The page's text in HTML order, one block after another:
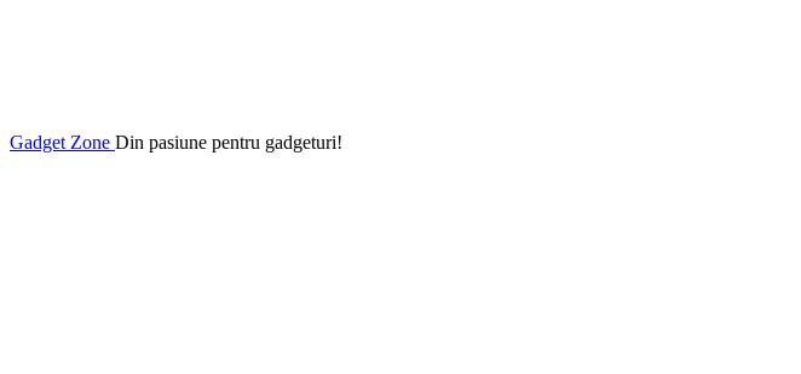
Gadget Zone Din pasiune pentru gadgeturi!